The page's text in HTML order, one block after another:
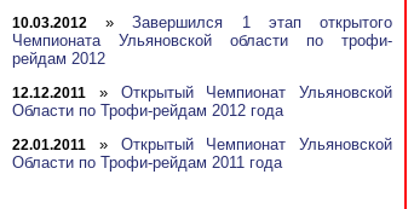
10.03.2012 »Завершился 1 этап открытого
Чемпионата Ульяновской области по трофи-
рейдам 2012
12.12.2011 » Открытый Чемпионат Ульяновской
Области по Трофи-рейдам 2012 года
22.01.2011 » Открытый Чемпионат Ульяновской
Области по Трофи-рейдам 2011 года